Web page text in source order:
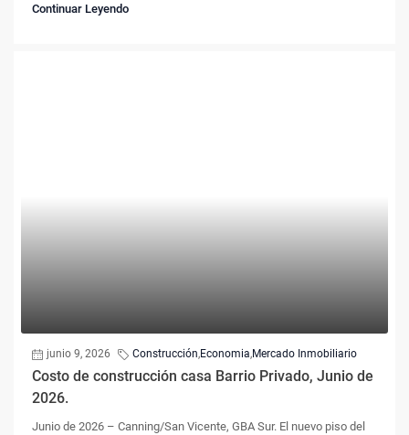
Continuar Leyendo
junio 9, 2026 Construcción,Economia,Mercado Inmobiliario
Costo de construcción casa Barrio Privado, Junio de
2026.
Junio de 2026 – Canning/San Vicente, GBA Sur. El nuevo piso del